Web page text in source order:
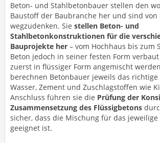
Beton- und Stahlbetonbauer stellen den
Baustoff der Baubranche her und sind von
wegzudenken. Sie stellen Beton- und
Stahlbetonkonstruktionen für die
Bauprojekte her – vom Hochhaus bis zum
Beton jedoch in seiner festen Form
zuerst in flüssiger Form angemischt
berechnen Betonbauer jeweils das richtige
Wasser, Zement und Zuschlagstoffen wie
Anschluss führen sie die Prüfung der
Zusammensetzung des Flüssigbetons
sicher, dass die Mischung für das jeweilige
geeignet ist.